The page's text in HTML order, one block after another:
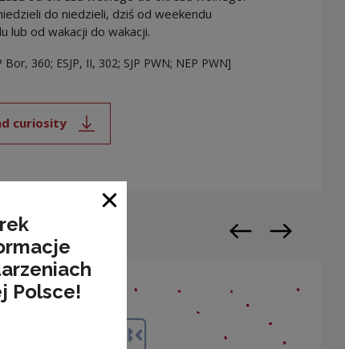
do niedzieli, dziś od weekendu
lub od wakacji do wakacji.
Bor, 360; ESJP, II, 302; SJP PWN; NEP PWN]
curiosity
Note, the link will open in a new window
Previous slide
Next slide
Polsce!